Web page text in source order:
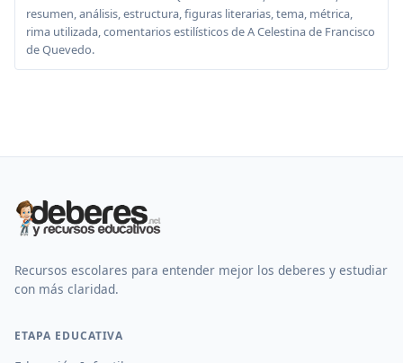
resumen, análisis, estructura, figuras literarias, tema, métrica,
rima utilizada, comentarios estilísticos de A Celestina de Francisco
de Quevedo.
Recursos escolares para entender mejor los deberes y estudiar
con más claridad.
ETAPA EDUCATIVA